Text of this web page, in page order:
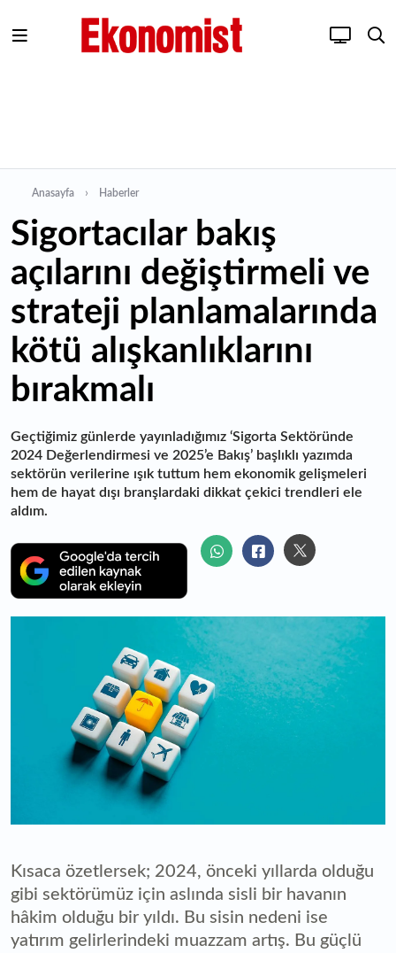
Anasayfa Haberler
Sigortacılar bakış
açılarını değiştirmeli ve
strateji planlamalarında
kötü alışkanlıklarını
bırakmalı
Geçtiğimiz günlerde yayınladığımız ‘Sigorta Sektöründe
2024 Değerlendirmesi ve 2025’e Bakış’ başlıklı yazımda
sektörün verilerine ışık tuttum hem ekonomik gelişmeleri
hem de hayat dışı branşlardaki dikkat çekici trendleri ele
aldım.
Kısaca özetlersek; 2024, önceki yıllarda olduğu
gibi sektörümüz için aslında sisli bir havanın
hâkim olduğu bir yıldı. Bu sisin nedeni ise
yatırım gelirlerindeki muazzam artış. Bu güçlü